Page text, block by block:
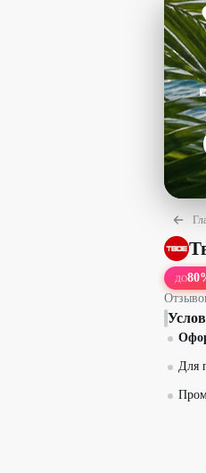
Хиты
ДО80
Для